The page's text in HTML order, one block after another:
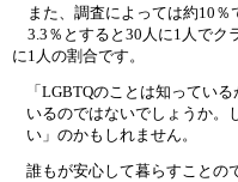
また、​調査によっては約10％
3.3％とすると30人に1人でク
に1人の割合です。
「LGBTQのことは知ってい
いるのではないでしょうか。
い」のかもしれません。
誰もが安心して暮らすことの